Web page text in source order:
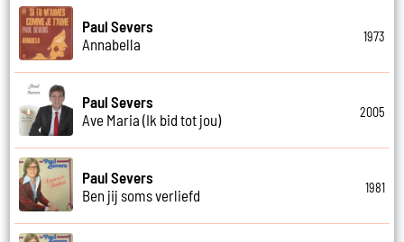
Paul Severs
Annabella
1973
Paul Severs
Ave Maria (Ik bid tot jou)
2005
Paul Severs
Ben jij soms verliefd
1981